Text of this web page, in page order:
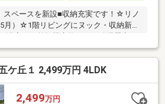
スペースを新設■収納充実です！☆リノ
月）☆1階リビングにヌック・収納新
階トイレ交換、シューズボックス交
、フローリング重ね張り、照明交換、
・屋根塗装、バルコニー防水＊＊＊ぜ
さい＊＊＊
ケ丘１ 2,499万円 4LDK
2,499万円